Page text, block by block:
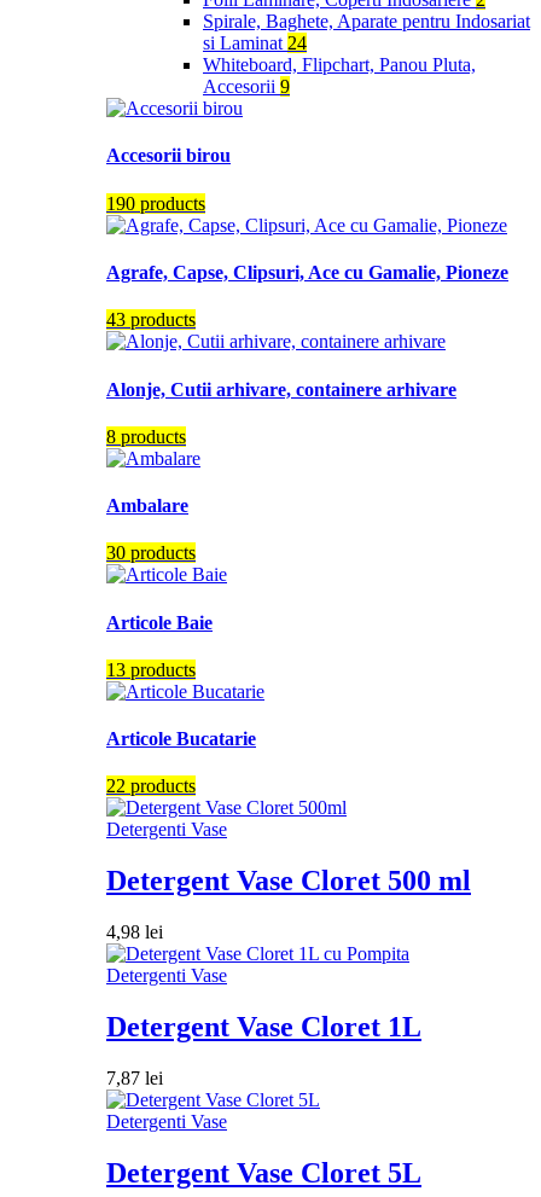
Spirale, Baghete, Aparate pentru Indosariat
si Laminat 24
Whiteboard, Flipchart, Panou Pluta,
Accesorii 9
Accesorii birou
190 products
Agrafe, Capse, Clipsuri, Ace cu Gamalie, Pioneze
43 products
Alonje, Cutii arhivare, containere arhivare
8 products
Ambalare
30 products
Articole Baie
13 products
Articole Bucatarie
22 products
Detergenti Vase
Detergent Vase Cloret 500 ml
4,98 lei
Detergenti Vase
Detergent Vase Cloret 1L
7,87 lei
Detergenti Vase
Detergent Vase Cloret 5L